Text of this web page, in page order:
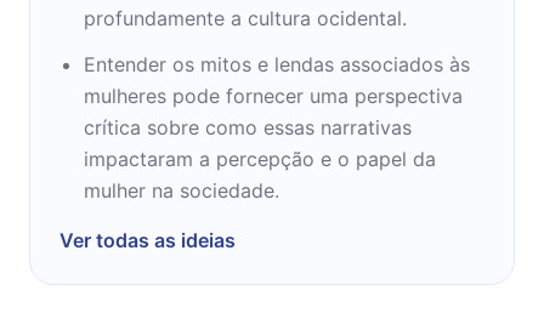
profundamente a cultura ocidental.
Entender os mitos e lendas associados às
mulheres pode fornecer uma perspectiva
crítica sobre como essas narrativas
impactaram a percepção e o papel da
mulher na sociedade.
Ver todas as ideias